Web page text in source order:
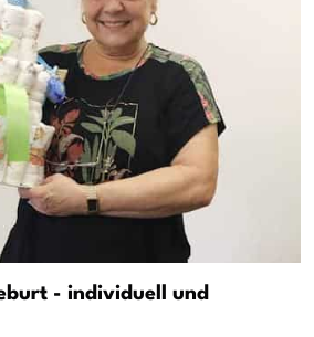
- individuell und